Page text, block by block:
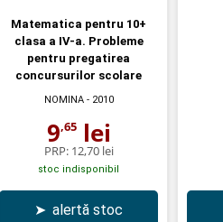
Matematica pentru 10+
clasa a IV-a. Probleme
pentru pregatirea
concursurilor scolare
NOMINA- 2010
9,65lei
PRP: 12,70 lei
stoc indisponibil
➤ alertă stoc